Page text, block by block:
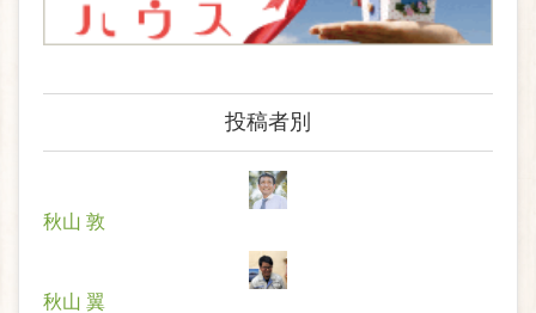
投稿者別
秋山 敦
秋山 翼